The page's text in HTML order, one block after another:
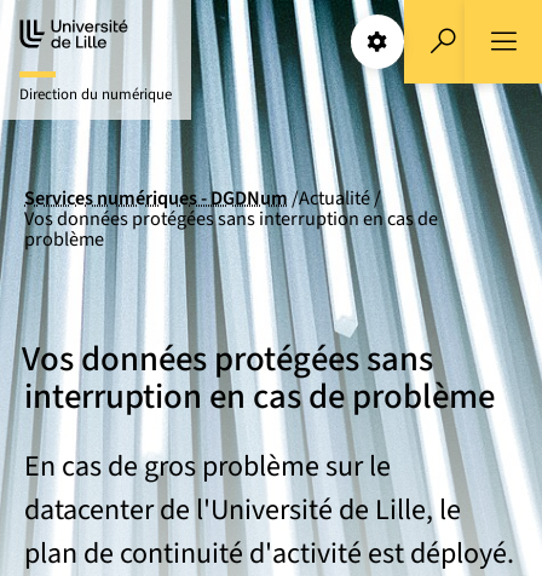
Aller
au
contenu
Aller
au
pied
de
page
Direction du numérique
Paramétrages
Services numériques - DGDNum Actualité
Vos données protégées sans interruption en cas de
problème
Vos données protégées sans
interruption en cas de problème
En cas de gros problème sur le
datacenter de l'Université de Lille, le
plan de continuité d'activité est déployé.